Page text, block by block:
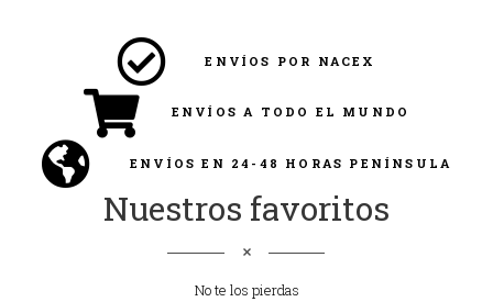
ENVÍOS POR NACEX
ENVÍOS A TODO EL MUNDO
ENVÍOS EN 24-48 HORAS PENÍNSULA
Nuestros favoritos
No te los pierdas